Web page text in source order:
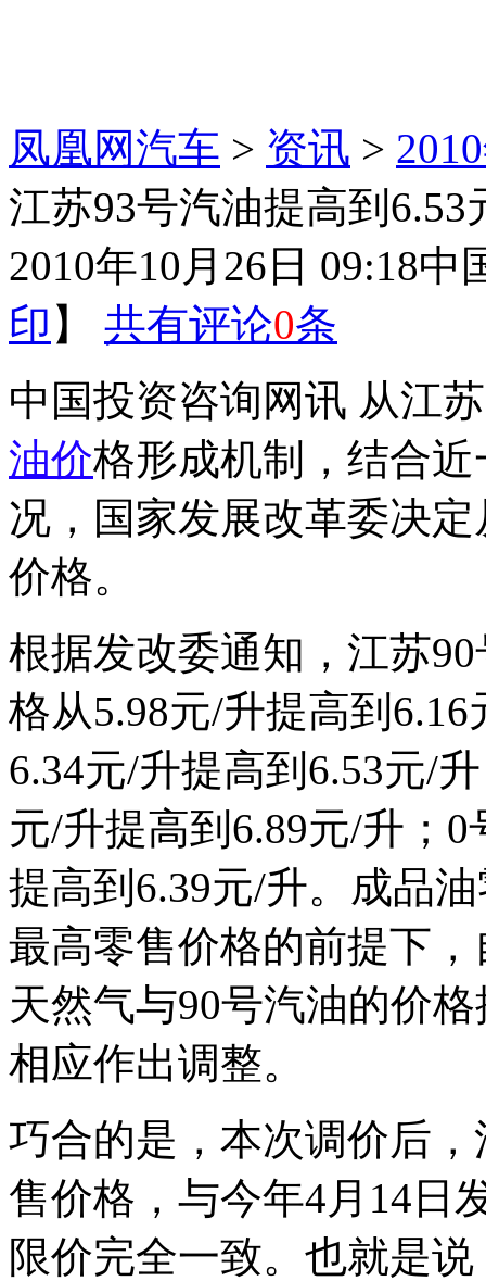
凤凰网汽车 > 资讯 >
江苏93号汽油提高到6.53
2010年10月26日 09:18中
印 】 共有评论0条
中国投资咨询网讯 从江
油价格形成机制，结合
况，国家发展改革委决
价格。
根据发改委通知，江苏
格从5.98元/升提高到
6.34元/升提高到6.53元/
元/升提高到6.89元/升；
提高到6.39元/升。成品
最高零售价格的前提下
天然气与90号汽油的价
相应作出调整。
巧合的是，本次调价后
售价格，与今年4月14日
限价完全一致。也就是